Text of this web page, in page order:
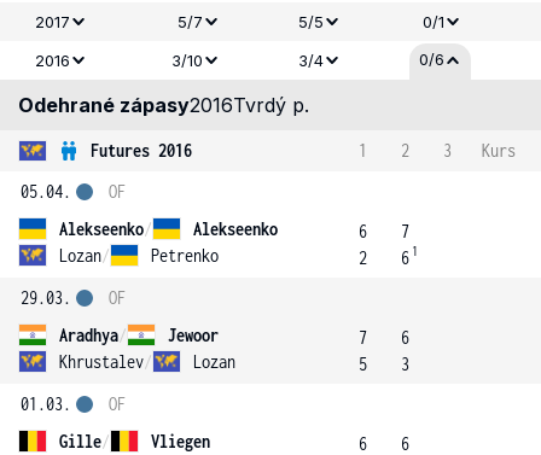
2017
5/7 5/5
0/1
2016
3/10 3/4 0/6
Odehrané zápasy2016Tvrdý p.
Futures 2016 1 2 3
Kurs
05.04.
Alekseenko/
Alekseenko
Lozan/ Petrenko
OF
6
2
7
6 1
29.03.
Aradhya/
Jewoor
Khrustalev/ Lozan
OF
7
5
6
3
01.03.
Gille/
Vliegen
OF
6
6